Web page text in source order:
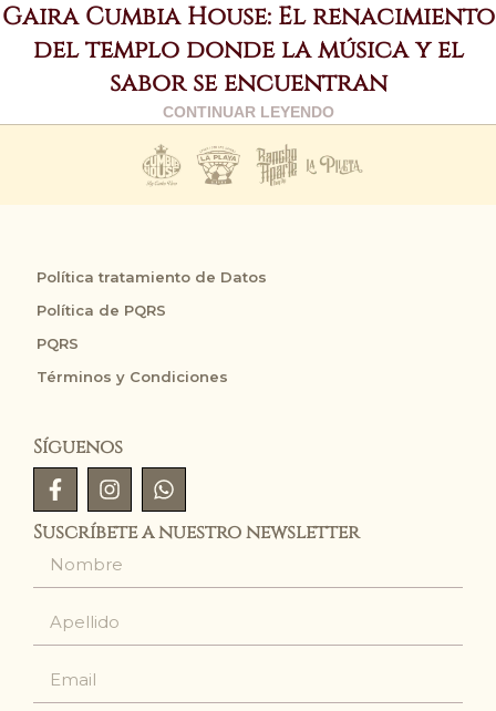
Gaira Cumbia House: El renacimiento
del templo donde la música y el
sabor se encuentran
CONTINUAR LEYENDO
Política tratamiento de Datos
Política de PQRS
PQRS
Términos y Condiciones
Síguenos
Suscríbete a nuestro newsletter